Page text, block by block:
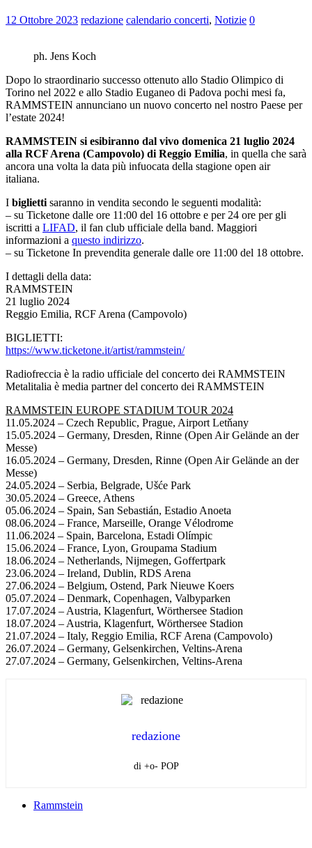
12 Ottobre 2023 redazione calendario concerti, Notizie 0
ph. Jens Koch
Dopo lo straordinario successo ottenuto allo Stadio Olimpico di
Torino nel 2022 e allo Stadio Euganeo di Padova pochi mesi fa,
RAMMSTEIN annunciano un nuovo concerto nel nostro Paese per
l’estate 2024!
RAMMSTEIN si esibiranno dal vivo domenica 21 luglio 2024
alla RCF Arena (Campovolo) di Reggio Emilia, in quella che sarà
ancora una volta la data più infuocata della stagione open air
italiana.
I biglietti saranno in vendita secondo le seguenti modalità:
– su Ticketone dalle ore 11:00 del 16 ottobre e per 24 ore per gli
iscritti a LIFAD, il fan club ufficiale della band. Maggiori
informazioni a questo indirizzo.
– su Ticketone In prevendita generale dalle ore 11:00 del 18 ottobre.
I dettagli della data:
RAMMSTEIN
21 luglio 2024
Reggio Emilia, RCF Arena (Campovolo)
BIGLIETTI:
https://www.ticketone.it/artist/rammstein/
Radiofreccia è la radio ufficiale del concerto dei RAMMSTEIN
Metalitalia è media partner del concerto dei RAMMSTEIN
RAMMSTEIN EUROPE STADIUM TOUR 2024
11.05.2024 – Czech Republic, Prague, Airport Letňany
15.05.2024 – Germany, Dresden, Rinne (Open Air Gelände an der
Messe)
16.05.2024 – Germany, Dresden, Rinne (Open Air Gelände an der
Messe)
24.05.2024 – Serbia, Belgrade, Ušće Park
30.05.2024 – Greece, Athens
05.06.2024 – Spain, San Sebastián, Estadio Anoeta
08.06.2024 – France, Marseille, Orange Vélodrome
11.06.2024 – Spain, Barcelona, Estadi Olímpic
15.06.2024 – France, Lyon, Groupama Stadium
18.06.2024 – Netherlands, Nijmegen, Goffertpark
23.06.2024 – Ireland, Dublin, RDS Arena
27.06.2024 – Belgium, Ostend, Park Nieuwe Koers
05.07.2024 – Denmark, Copenhagen, Valbyparken
17.07.2024 – Austria, Klagenfurt, Wörthersee Stadion
18.07.2024 – Austria, Klagenfurt, Wörthersee Stadion
21.07.2024 – Italy, Reggio Emilia, RCF Arena (Campovolo)
26.07.2024 – Germany, Gelsenkirchen, Veltins-Arena
27.07.2024 – Germany, Gelsenkirchen, Veltins-Arena
redazione
di +o- POP
Rammstein